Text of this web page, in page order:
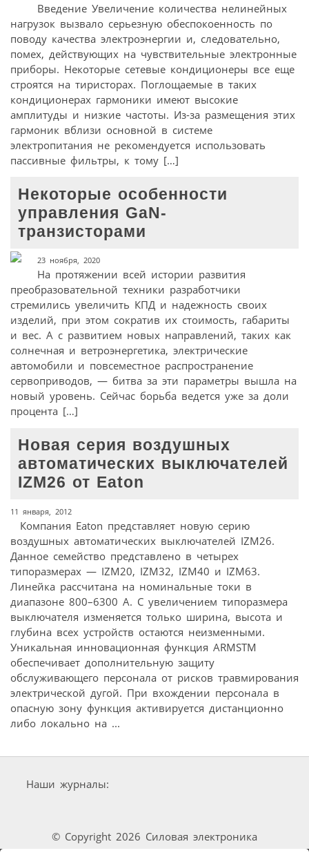
Введение Увеличение количества нелинейных
нагрузок вызвало серьезную обеспокоенность по
поводу качества электроэнергии и, следовательно,
помех, действующих на чувствительные электронные
приборы. Некоторые сетевые кондиционеры все еще
строятся на тиристорах. Поглощаемые в таких
кондиционерах гармоники имеют высокие
амплитуды и низкие частоты. Из-за размещения этих
гармоник вблизи основной в системе
электропитания не рекомендуется использовать
пассивные фильтры, к тому […]
Некоторые особенности
управления GaN-
транзисторами
23 ноября, 2020
На протяжении всей истории развития
преобразовательной техники разработчики
стремились увеличить КПД и надежность своих
изделий, при этом сократив их стоимость, габариты
и вес. А с развитием новых направлений, таких как
солнечная и ветроэнергетика, электрические
автомобили и повсеместное распространение
сервоприводов, — битва за эти параметры вышла на
новый уровень. Сейчас борьба ведется уже за доли
процента […]
Новая серия воздушных
автоматических выключателей
IZM26 от Eaton
11 января, 2012
Компания Eaton представляет новую серию
воздушных автоматических выключателей IZM26.
Данное семейство представлено в четырех
типоразмерах — IZM20, IZM32, IZM40 и IZM63.
Линейка рассчитана на номинальные токи в
диапазоне 800–6300 А. С увеличением типоразмера
выключателя изменяется только ширина, высота и
глубина всех устройств остаются неизменными.
Уникальная инновационная функция ARMSTM
обеспечивает дополнительную защиту
обслуживающего персонала от рисков травмирования
электрической дугой. При вхождении персонала в
опасную зону функция активируется дистанционно
либо локально на ...
Наши журналы:
© Copyright 2026 Силовая электроника